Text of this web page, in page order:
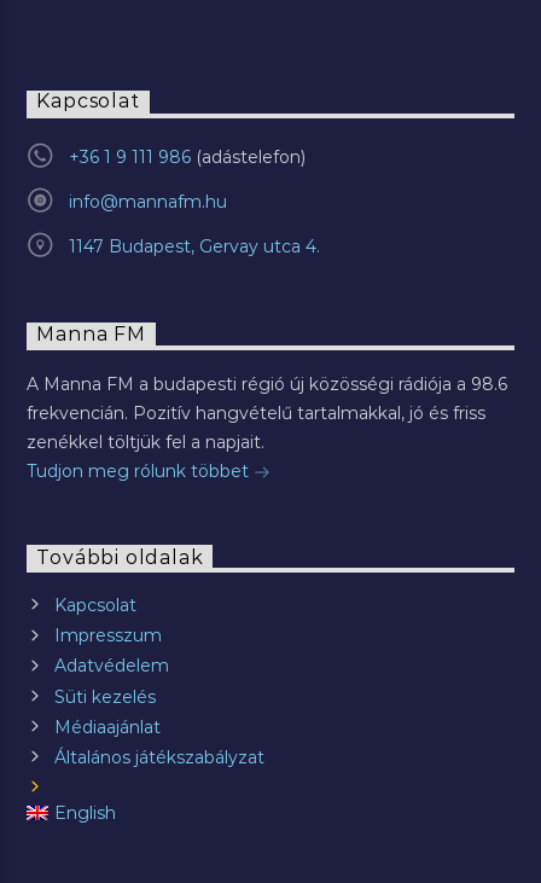
Kapcsolat
+36 1 9 111 986
info@mannafm.hu
1147 Budapest, Gervay utca 4.
Manna FM
A Manna FM a budapesti régió új közösségi rádiója a 98.6
frekvencián. Pozitív hangvételű tartalmakkal, jó és friss
zenékkel töltjük fel a napjait.
Tudjon meg rólunk többet
További oldalak
Kapcsolat
Impresszum
Adatvédelem
Süti kezelés
Médiaajánlat
Általános játékszabályzat
English